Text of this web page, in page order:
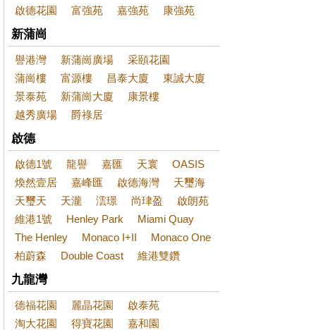
啟德花園
富強苑 嘉強苑 康強苑
新蒲崗
譽港灣 新蒲崗廣場
采頤花園
蒲崗樓
富源樓 昌泰大廈
東誠大廈
景泰苑
新蒲崗大廈
康景樓
越秀廣場
爵祿居
啟德
啟德1號 龍譽 嘉匯 天寰
OASIS
煥然壹居
嘉峰匯 啟德海灣
天璽海
天璽天
天瀧 澐璟 尚珒盈
啟朗苑
維港1號
Henley Park
Miami Quay
The Henley
Monaco I+II
Monaco One
柏蔚森
Double Coast 維港雙鑽
九龍灣
德福花園 麗晶花園
啟泰苑
淘大花園
得寶花園 嘉和園